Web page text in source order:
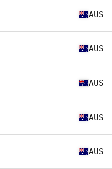
AUS
AUS
AUS
AUS
AUS